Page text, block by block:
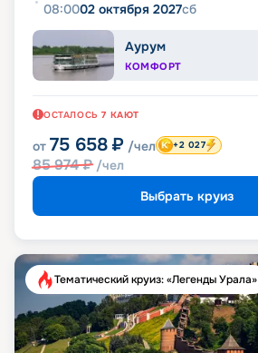
08:0002 октября 2027сб
Аурум
КОМФОРТ
ОСТАЛОСЬ 7 КАЮТ
от 75 658 ₽ /чел
85 974₽ /чел
+2 027
Выбрать круиз
Тематический круиз: «Легенды Урала»